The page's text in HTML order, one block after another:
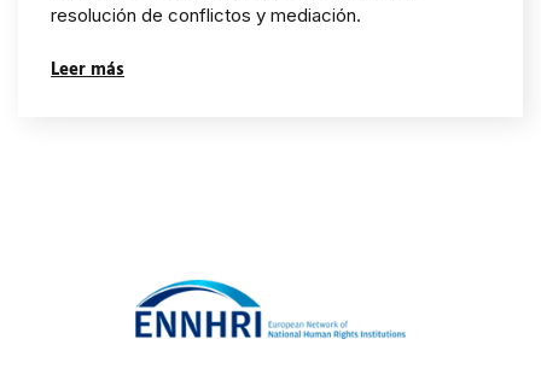
resolución de conflictos y mediación.
Leer más